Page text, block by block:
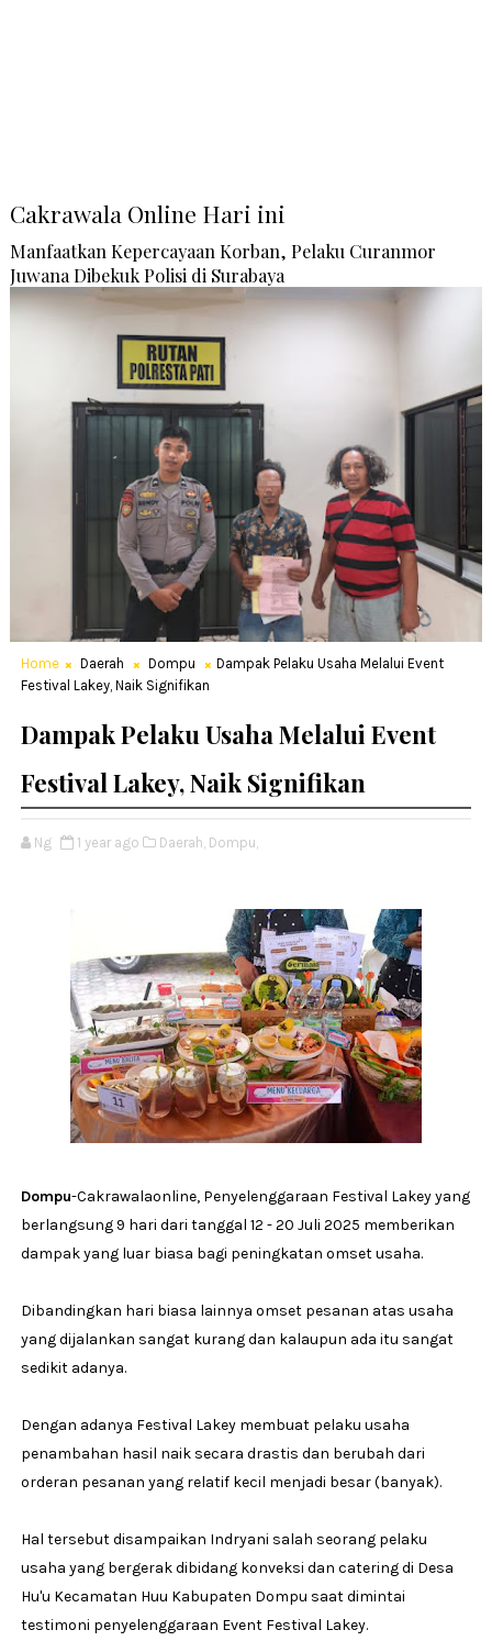
Cakrawala Online Hari ini
Manfaatkan Kepercayaan Korban, Pelaku Curanmor
Juwana Dibekuk Polisi di Surabaya
Home Daerah Dompu
Dampak Pelaku Usaha Melalui Event
Festival Lakey, Naik Signifikan
Dampak Pelaku Usaha Melalui Event
Festival Lakey, Naik Signifikan
Ng 1 year ago Daerah, Dompu,
Dompu-Cakrawalaonline, Penyelenggaraan Festival Lakey yang
berlangsung 9 hari dari tanggal 12 - 20 Juli 2025 memberikan
dampak yang luar biasa bagi peningkatan omset usaha.
Dibandingkan hari biasa lainnya omset pesanan atas usaha
yang dijalankan sangat kurang dan kalaupun ada itu sangat
sedikit adanya.
Dengan adanya Festival Lakey membuat pelaku usaha
penambahan hasil naik secara drastis dan berubah dari
orderan pesanan yang relatif kecil menjadi besar (banyak).
Hal tersebut disampaikan Indryani salah seorang pelaku
usaha yang bergerak dibidang konveksi dan catering di Desa
Hu'u Kecamatan Huu Kabupaten Dompu saat dimintai
testimoni penyelenggaraan Event Festival Lakey.